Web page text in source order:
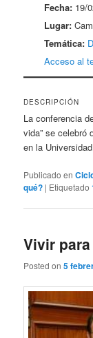
Fecha: 19/
Lugar:
Temática:
Acceso al
DESCRIPCIÓN
La conferencia
vida” se celebró
en la
Publicado en
qué? | Etiquetado
Vivir
Posted on5